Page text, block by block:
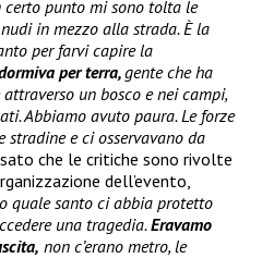
certo punto mi sono tolta le
in mezzo alla strada. È la
per farvi capire la
per terra,gente che ha
un bosco e nei campi,
Abbiamo avuto paura. Le forze
stradine e ci osservavano da
che le critiche sono rivolte
dell’evento,
quale santo ci abbia protetto
una tragedia.Eravamo
non c’erano metro, le